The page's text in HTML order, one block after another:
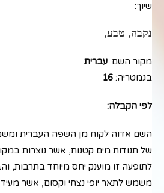
שיוך:
נקבה, טבע,
מקור השם: עברית
בגמטריה: 16
לפי הקבלה:
השם אדוה לקוח מן השפה העברית
של תנודות מים קטנות, אשר נוצרות
לתופעה זו מוענק יחס מיוחד בתרבות,
משמש לתאר יופי נצחי וקסום, אשר